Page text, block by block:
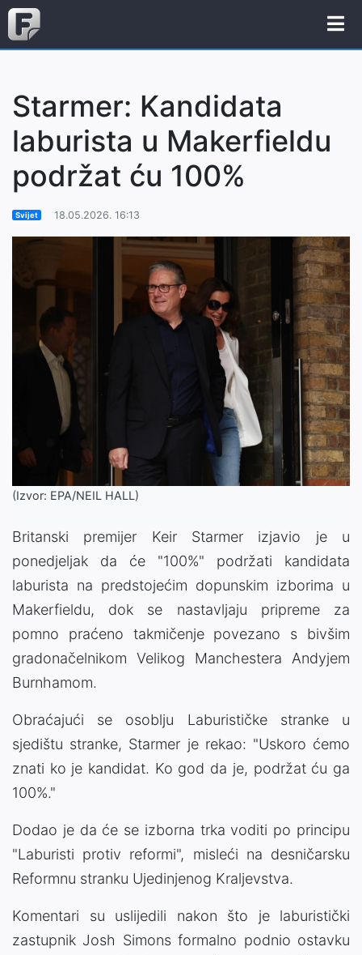
Starmer: Kandidata
laburista u Makerfieldu
podržat ću 100%
Svijet 18.05.2026. 16:13
(Izvor: EPA/NEIL HALL)
Britanski premijer Keir Starmer izjavio je u
ponedjeljak da će "100%" podržati kandidata
laburista na predstojećim dopunskim izborima u
Makerfieldu, dok se nastavljaju pripreme za
pomno praćeno takmičenje povezano s bivšim
gradonačelnikom Velikog Manchestera Andyjem
Burnhamom.
Obraćajući se osoblju Laburističke stranke u
sjedištu stranke, Starmer je rekao: "Uskoro ćemo
znati ko je kandidat. Ko god da je, podržat ću ga
100%."
Dodao je da će se izborna trka voditi po principu
"Laburisti protiv reformi", misleći na desničarsku
Reformnu stranku Ujedinjenog Kraljevstva.
Komentari su uslijedili nakon što je laburistički
zastupnik Josh Simons formalno podnio ostavku